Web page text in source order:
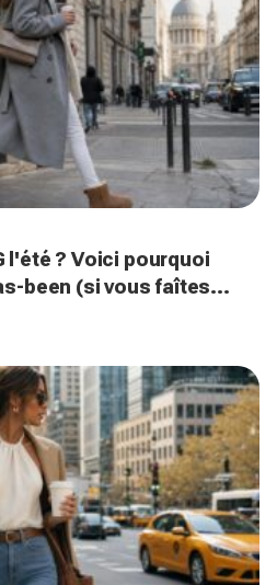
l'été ? Voici pourquoi
been (si vous faîtes